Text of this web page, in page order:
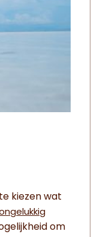
kiezen wat
om